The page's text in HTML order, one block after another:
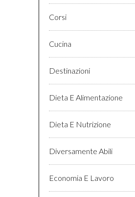
Corsi
Cucina
Destinazioni
Dieta E Alimentazione
Dieta E Nutrizione
Diversamente Abili
Economia E Lavoro